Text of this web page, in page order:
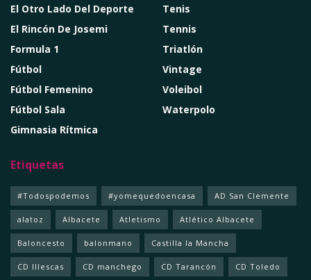
El Otro Lado Del Deporte
El Rincón De Josemi
Formula 1
Fútbol
Fútbol Femenino
Fútbol Sala
Gimnasia Rítmica
Tenis
Tennis
Triatlón
Vintage
Voleibol
Waterpolo
Etiquetas
#Todospodemos #yomequedoencasa AD San Clemente
alatoz Albacete Atletismo Atlético Albacete
Baloncesto balonmano Castilla la Mancha
CD Illescas CD manchego CD Tarancón CD Toledo